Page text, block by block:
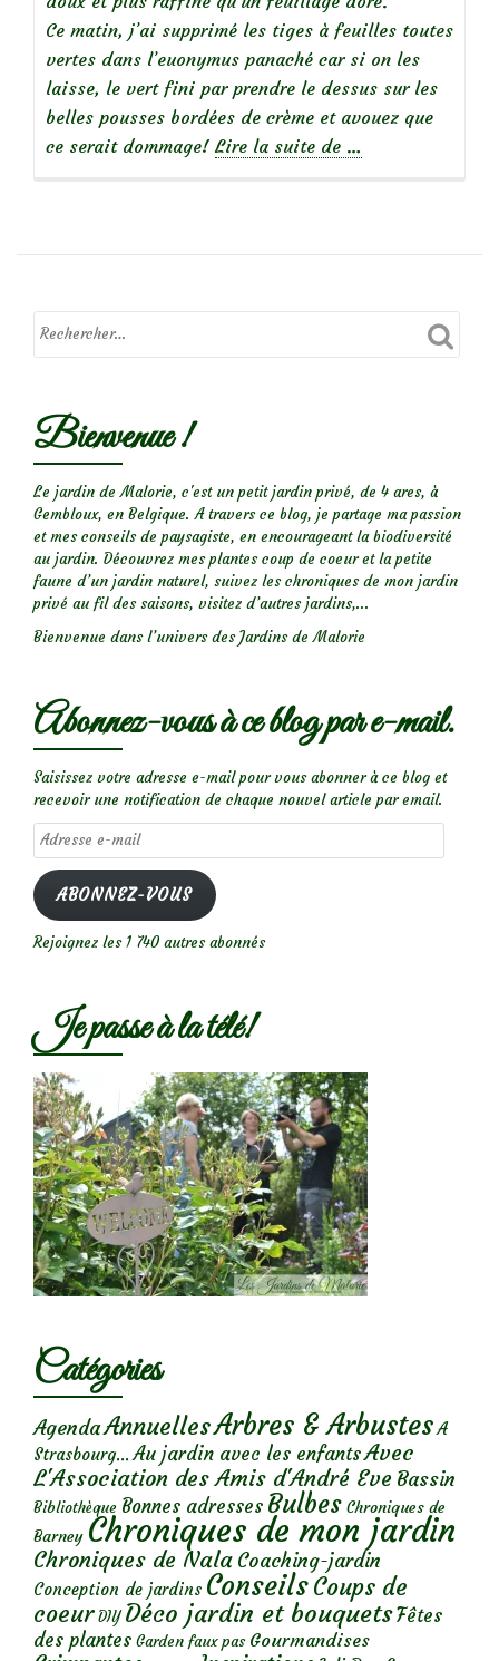
Ce matin, j’ai supprimé les tiges à feuilles toutes
vertes dans l’euonymus panaché car si on les
laisse, le vert fini par prendre le dessus sur les
belles pousses bordées de crème et avouez que
ce serait dommage! Lire la suite de …
Bienvenue !
Le jardin de Malorie, c'est un petit jardin privé, de 4 ares, à
Gembloux, en Belgique. A travers ce blog, je partage ma passion
et mes conseils de paysagiste, en encourageant la biodiversité
au jardin. Découvrez mes plantes coup de coeur et la petite
faune d’un jardin naturel, suivez les chroniques de mon jardin
privé au fil des saisons, visitez d’autres jardins,...
Bienvenue dans l’univers des Jardins de Malorie
Abonnez-vous à ce blog par e-mail.
Saisissez votre adresse e-mail pour vous abonner à ce blog et
recevoir une notification de chaque nouvel article par email.
Adresse
e-
mail
ABONNEZ-VOUS
Rejoignez les 1 740 autres abonnés
Je passe à la télé!
Catégories
AgendaAnnuellesArbres & Arbustes A
Strasbourg... Au jardin avec les enfantsAvec
L'Association des Amis d'André Eve Bassin
Bibliothèque Bonnes adresses Bulbes Chroniques de
Barney Chroniques de mon jardin
Chroniques de Nala Coaching-jardin
Conception de jardins ConseilsCoups de
coeur DIY Déco jardin et bouquetsFêtes
des plantes Garden faux pas Gourmandises